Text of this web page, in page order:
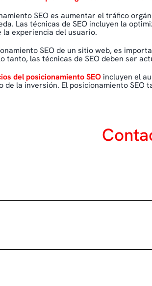
SEO es aumentar el tráfico
Las técnicas de SEO incluyen la
la experiencia del usuario.
SEO de un sitio web, es
tanto, las técnicas de SEO deben ser
del posicionamiento SEO incluyen el
de la inversión. El posicionamiento